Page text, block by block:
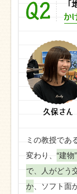
ミの教授であ
変わり、 “建
で、人がどう
か、ソフト面